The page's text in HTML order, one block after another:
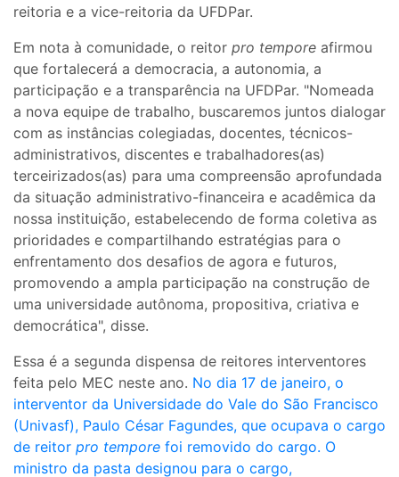
reitoria e a vice-reitoria da UFDPar.
Em nota à comunidade, o reitor pro tempore afirmou
que fortalecerá a democracia, a autonomia, a
participação e a transparência na UFDPar. "Nomeada
a nova equipe de trabalho, buscaremos juntos dialogar
com as instâncias colegiadas, docentes, técnicos-
administrativos, discentes e trabalhadores(as)
terceirizados(as) para uma compreensão aprofundada
da situação administrativo-financeira e acadêmica da
nossa instituição, estabelecendo de forma coletiva as
prioridades e compartilhando estratégias para o
enfrentamento dos desafios de agora e futuros,
promovendo a ampla participação na construção de
uma universidade autônoma, propositiva, criativa e
democrática", disse.
Essa é a segunda dispensa de reitores interventores
feita pelo MEC neste ano. No dia 17 de janeiro, o
interventor da Universidade do Vale do São Francisco
(Univasf), Paulo César Fagundes, que ocupava o cargo
de reitor pro tempore foi removido do cargo. O
ministro da pasta designou para o cargo,